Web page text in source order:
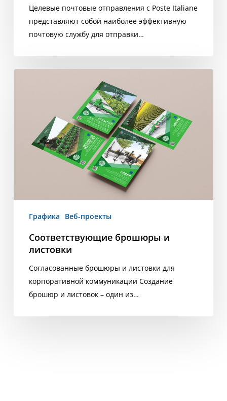
Целевые почтовые отправления с Poste Italiane
представляют собой наиболее эффективную
почтовую службу для отправки…
Графика Веб-проекты
Соответствующие брошюры и
листовки
Согласованные брошюры и листовки для
корпоративной коммуникации Создание
брошюр и листовок – один из…